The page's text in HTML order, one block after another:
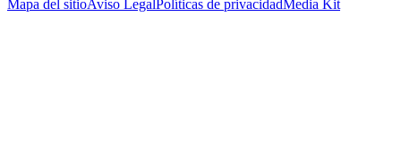
Mapa del sitioAviso Legal Políticas de privacidad Media Kit